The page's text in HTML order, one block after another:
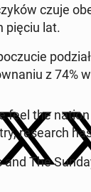
czuje
pięciu lat.
z 74%
feel the
re­se­arch
The